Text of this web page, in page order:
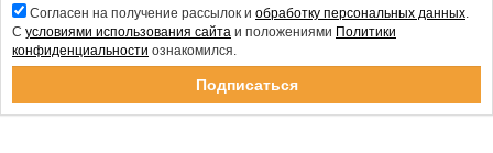
Согласен на получение рассылок и обработку персональных данных
С условиями использования сайта и положениями Политики
конфиденциальности ознакомился.